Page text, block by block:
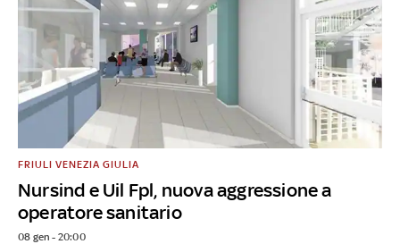
Nursind e Uil Fpl, nuova aggressione a
operatore sanitario
FRIULI VENEZIA GIULIA
08 gen - 20:00